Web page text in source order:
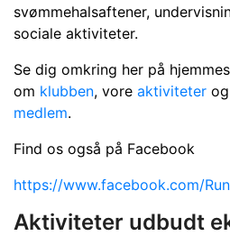
svømmehalsaftener,
sociale aktiviteter.
Se dig omkring her på
om klubben, vore aktiviteter
medlem.
Find os også på Facebook
https://www.facebook.com/
Aktiviteter udbudt